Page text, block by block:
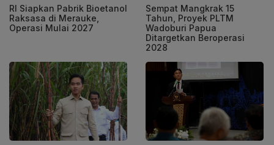
RI Siapkan Pabrik Bioetanol
Raksasa di Merauke,
Operasi Mulai 2027
Sempat Mangkrak 15
Tahun, Proyek PLTM
Wadoburi Papua
Ditargetkan Beroperasi
2028